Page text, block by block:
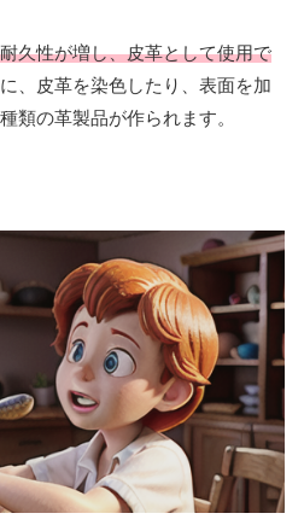
久性が増し、皮革として使用で
、皮革を染色したり、表面を加
類の革製品が作られます。